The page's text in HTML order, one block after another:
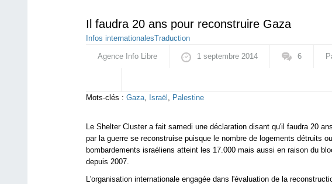
Il faudra 20 ans pour reconstruire Gaza
Infos internationalesTraduction
Agence Info Libre 1 septembre 2014 6
Mots-clés : Gaza, Israël , Palestine
Le Shelter Cluster a fait samedi une déclaration disant qu'il faudra 20
par la guerre se reconstruise puisque le nombre de logements détruits
bombardements israéliens atteint les 17.000 mais aussi en raison du
depuis 2007.
L'organisation internationale engagée dans l'évaluation de la